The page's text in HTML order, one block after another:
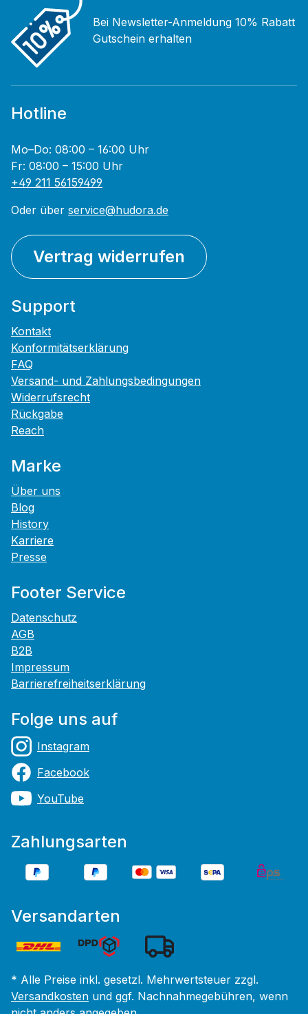
Bei Newsletter-Anmeldung 10% Rabatt
Gutschein erhalten
Hotline
Mo–Do: 08:00 – 16:00 Uhr
Fr: 08:00 – 15:00 Uhr
+49 211 56159499
Oder über service@hudora.de
Vertrag widerrufen
Support
Kontakt
Konformitätserklärung
FAQ
Versand- und Zahlungsbedingungen
Widerrufsrecht
Rückgabe
Reach
Marke
Über uns
Blog
History
Karriere
Presse
Footer Service
Datenschutz
AGB
B2B
Impressum
Barrierefreiheitserklärung
Folge uns auf
Instagram
Facebook
YouTube
Zahlungsarten
Versandarten
* Alle Preise inkl. gesetzl. Mehrwertsteuer zzgl.
Versandkosten und ggf. Nachnahmegebühren, wenn